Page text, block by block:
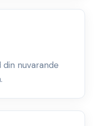
nuvarande